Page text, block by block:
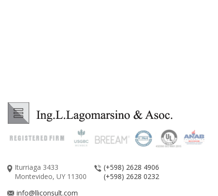
Iturriaga 3433
Montevideo, UY 11300
(+598) 2628 4906
(+598) 2628 0232
info@lliconsult.com